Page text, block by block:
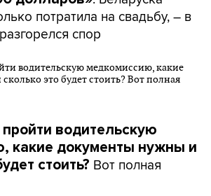
потратила на свадьбу, – в
спор
водительскую
какие документы нужны и
стоить? Вот полная